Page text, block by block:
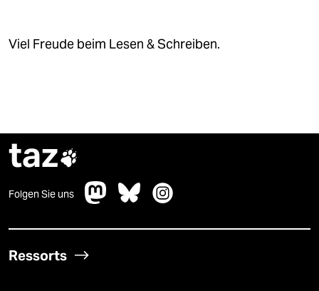
Viel Freude beim Lesen & Schreiben.
taz
Folgen Sie uns
Ressorts